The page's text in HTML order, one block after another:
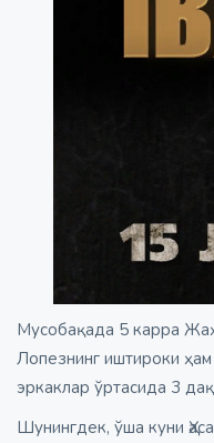
Мусобақада 5 карра
Лопезнинг иштироки
эркаклар ўртасида 3
Шунингдек, ўша куни